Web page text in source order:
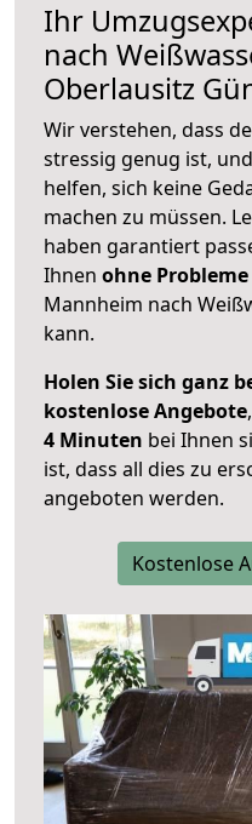
Ihr
nach
Oberlausitz
Wir verstehen, dass
stressig genug ist,
helfen, sich keine
machen zu müssen.
haben garantiert
Ihnen ohne Probleme
Mannheim nach
kann.
Holen Sie sich ganz
kostenlose Angebote
4 Minuten bei Ihnen
ist, dass all dies zu
angeboten werden.
Kostenlose